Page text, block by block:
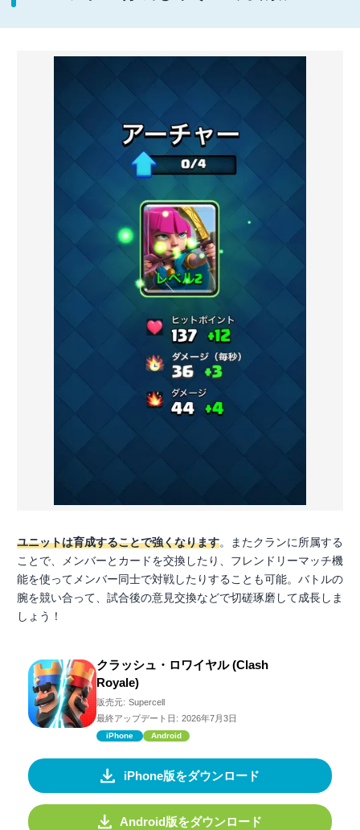
ユニットは育成することで強くなります。またクランに所属する
ことで、メンバーとカードを交換したり、フレンドリーマッチ機
能を使ってメンバー同士で対戦したりすることも可能。バトルの
腕を競い合って、試合後の意見交換などで切磋琢磨して成長しま
しょう！
クラッシュ・ロワイヤル (Clash
Royale)
販売元: Supercell
最終アップデート日: 2026年7月3日
iPhone Android
iPhone版をダウンロード
Android版をダウンロード